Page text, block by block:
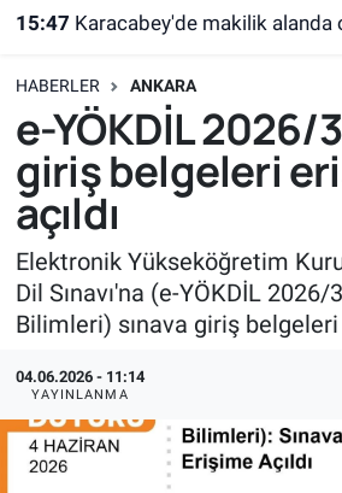
15:47 Karacabey'de makilik alanda
HABERLER ANKARA
e-YÖKDİL 2026/
giriş belgeleri
açıldı
Elektronik Yükseköğretim
Dil Sınavı'na (e-YÖKDİL
Bilimleri) sınava giriş belgeleri
04.06.2026 - 11:14
YAYINLANMA
Süper Lig Puan Durumu ve
Tüm Manşetler
Son Dakika Haberleri
Haber Arşivi